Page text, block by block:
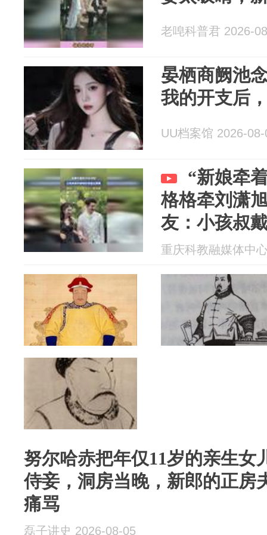
老唣科普君 2026-
晏栖商阙池
我的开支后
UU档案馆 2026-08-
“新娘牵
格格牵刘潇
友：小孩叔
重庆科教融媒体中
努尔哈赤把年仅11岁的亲生女
侍妾，洞房当晚，新郎的正房
痛骂
磊子讲史 2026-08-05